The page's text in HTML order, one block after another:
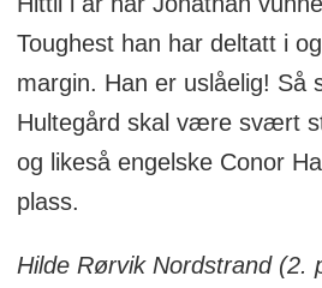
Toughest han har deltatt i
margin. Han er uslåelig! Så
Hultegård skal være svært
og likeså engelske Conor
plass.
Hilde Rørvik Nordstrand (2.